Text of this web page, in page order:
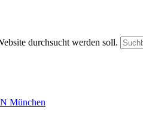
durchsucht werden soll.